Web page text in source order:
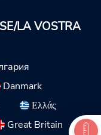
LA VOSTRA
Danmark
Ελλάς
Great Britain